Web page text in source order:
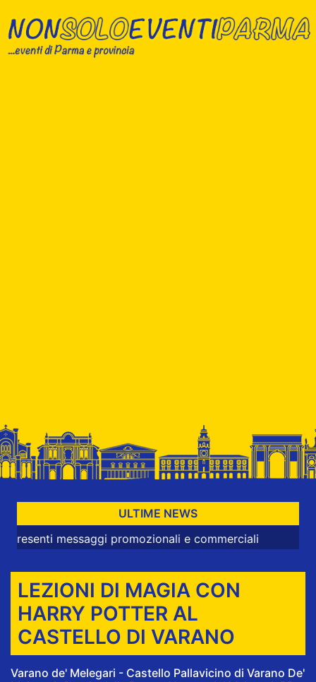
ULTIME NEWS
messaggi promozionali e commerciali
LEZIONI DI MAGIA CON
HARRY POTTER AL
CASTELLO DI VARANO
Varano de' Melegari - Castello Pallavicino di Varano De'